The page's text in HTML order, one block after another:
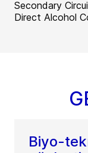
Secondary
Direct Alcohol
Biyo-